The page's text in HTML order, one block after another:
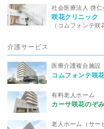
社会医療法人 啓仁
咲花クリニック
（コムフォンテ咲
介護サービス
医療介護複合施設
コムフォンテ咲
有料老人ホーム
カーサ咲花のぞ
老人ホーム（サー